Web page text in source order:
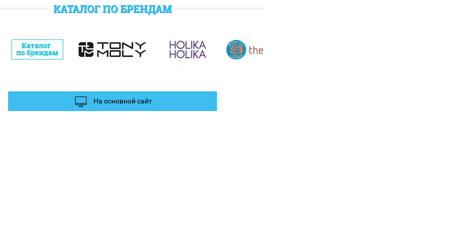
баллы Вы можете получить за отзыв и фотографии в
КАТАЛОГ ПО БРЕНДАМ
На основной сайт